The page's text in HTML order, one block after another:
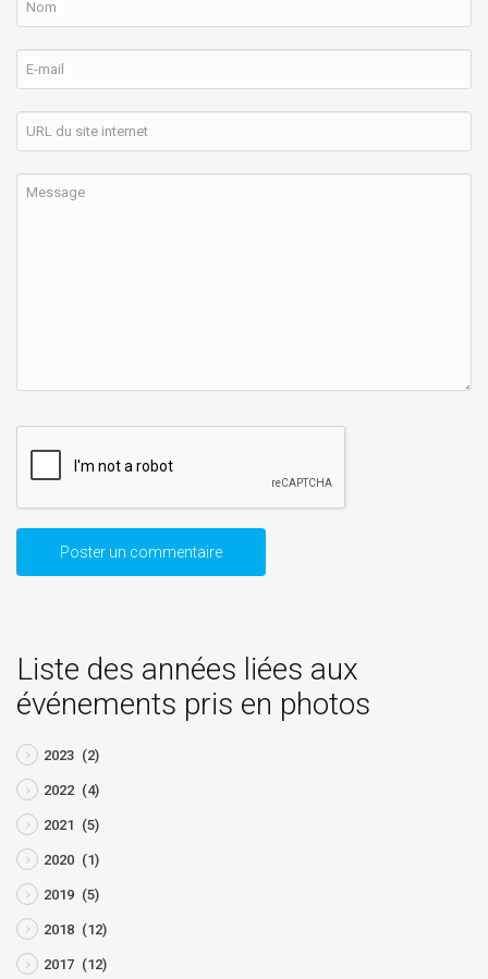
Liste des années liées aux
événements pris en photos
2023 (2)
2022 (4)
2021 (5)
2020 (1)
2019 (5)
2018 (12)
2017 (12)